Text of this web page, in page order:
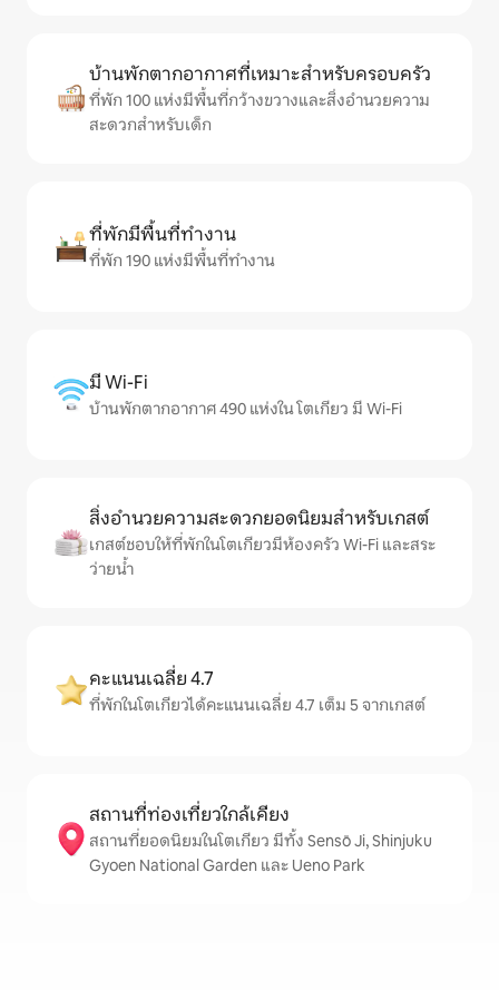
บ้านพักตากอากาศที่เหมาะสำหรับครอบครัว
ที่พัก 100 แห่งมีพื้นที่กว้างขวางและสิ่งอำนวยความ
สะดวกสำหรับเด็ก
ที่พักมีพื้นที่ทำงาน
ที่พัก 190 แห่งมีพื้นที่ทำงาน
มี Wi-Fi
บ้านพักตากอากาศ 490 แห่งใน โตเกียว มี Wi-Fi
สิ่งอำนวยความสะดวกยอดนิยมสำหรับเกสต์
เกสต์ชอบให้ที่พักในโตเกียวมีห้องครัว Wi-Fi และสระ
ว่ายน้ำ
คะแนนเฉลี่ย 4.7
ที่พักในโตเกียวได้คะแนนเฉลี่ย 4.7 เต็ม 5 จากเกสต์
สถานที่ท่องเที่ยวใกล้เคียง
สถานที่ยอดนิยมในโตเกียว มีทั้ง Sensō Ji, Shinjuku
Gyoen National Garden และ Ueno Park